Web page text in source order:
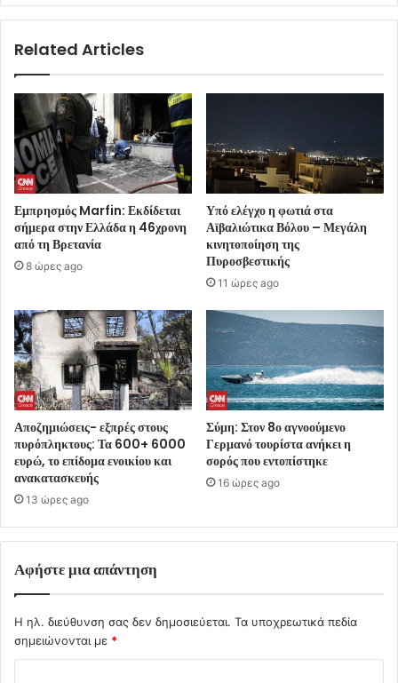
Related Articles
Εμπρησμός Marfin: Εκδίδεται
σήμερα στην Ελλάδα η 46χρονη
από τη Βρετανία
8 ώρες ago
Υπό ελέγχο η φωτιά στα
Αϊβαλιώτικα Βόλου – Μεγάλη
κινητοποίηση της
Πυροσβεστικής
11 ώρες ago
Αποζημιώσεις- εξπρές στους
πυρόπληκτους: Τα 600+ 6000
ευρώ, το επίδομα ενοικίου και
ανακατασκευής
13 ώρες ago
Σύμη: Στον 8ο αγνοούμενο
Γερμανό τουρίστα ανήκει η
σορός που εντοπίστηκε
16 ώρες ago
Αφήστε μια απάντηση
Η ηλ. διεύθυνση σας δεν δημοσιεύεται. Τα υποχρεωτικά πεδία
σημειώνονται με *